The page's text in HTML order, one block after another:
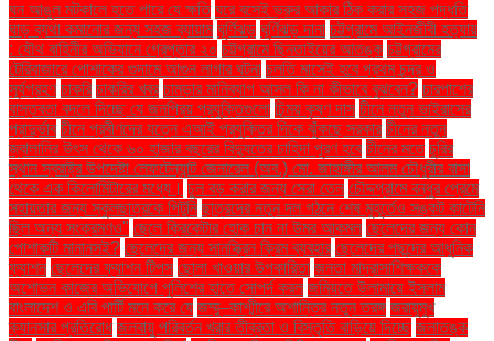
ঘন আঙুল মটকালে হতে পারে যে ক্ষতি ঘরে বসেই ভ্রুর আকার ঠিক করার সহজ পদ্ধতি
ঘাড় ব্যথা কমানোর জন্য সহজ ব্যায়াম ঘূর্ণিঝড় ঘূর্ণিঝড় দানা চট্টগ্রামে আইনজীবী হত্যায়
: যৌথ বাহিনীর অভিযানে গ্রেপ্তার ২০ চট্টগ্রামে ছিনতাইয়ের আতঙ্ক চট্টগ্রামের
টেরিবাজারে পোশাকের গুদামে আগুন লাগার ঘটনা চলতি মাসেই হবে প্রথম চন্দ্র ও
সূর্যগ্রহণ চাকরি চাকরির খবর চামড়ার মানিব্যাগ আসল কি না কীভাবে বুঝবেন? চারপাশের
বাস্তবতা বদলে দিচ্ছে যে জনপ্রিয় প্রযুক্তিগুলো চিন্ময় কৃষ্ণ দাস চীনে নতুন ভাইরাসের
প্রাদুর্ভাব চীনে প্রবীণদের যত্নে এআই প্রযুক্তির দিকে ঝুঁকছে সরকার চীনের নতুন
জ্বালানির উৎস থেকে ৬০ হাজার বছরের বিদ্যুতের চাহিদা পূরণ হবে চীনের মতে চুরির
স্থান স্বরাষ্ট্র উপদেষ্টা লেফটেন্যান্ট জেনারেল (অব.) মো. জাহাঙ্গীর আলম চৌধুরীর বাসা
থেকে এক কিলোমিটারের মধ্যে। চুল বড় করার জন্য সেরা তেল চৌদ্দগ্রামে বন্ধুর প্রেমে
সহায়তার জন্য স্কুলছাত্রকে পিটুনি ছাত্রদের নতুন দল গঠনে শেষ মুহূর্তেও সঙ্কট কাটেনি
ছিল অন্য সংক্রমণও" ছেলে ক্রিকেটার হোক চান না উমর আকমল ছেলেদের জন্য কোন
পোশাকটি মানানসই? ছেলেদের জন্য সানস্ক্রিন ক্রিম ব্যবহার ছেলেদের পছন্দের আধুনিক
ফ্যাশন ছেলেদের ফ্যাশন টিপস ছোলা খাওয়ার উপকারিতা জনতা মাদ্রাসাশিক্ষককে
অশোভন কাজের অভিযোগে পুলিশের হাতে সোপর্দ করল জমিয়তে উলামায়ে ইসলাম
বাংলাদেশ ও এবি পার্টি মনে করে যে জম্মু–কাশ্মীরে অশান্তির নতুন তরঙ্গ জরায়ুমুখ
ক্যানসার প্রতিরোধ জলবায়ু পরিবর্তন খরার তীব্রতা ও বিস্তৃতি বাড়িয়ে দিচ্ছে জলাতঙ্ক